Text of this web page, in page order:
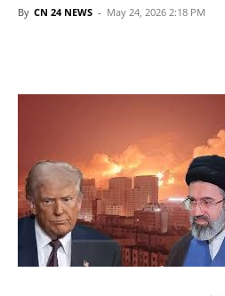
By CN 24 NEWS - May 24, 2026 2:18 PM